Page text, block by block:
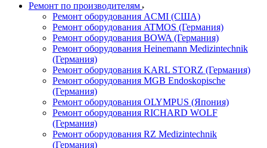
Ремонт по производителям
Ремонт оборудования ACMI (США)
Ремонт оборудования ATMOS (Германия)
Ремонт оборудования BOWA (Германия)
Ремонт оборудования Heinemann Medizintechnik
(Германия)
Ремонт оборудования KARL STORZ (Германия)
Ремонт оборудования MGB Endoskopische
(Германия)
Ремонт оборудования OLYMPUS (Япония)
Ремонт оборудования RICHARD WOLF
(Германия)
Ремонт оборудования RZ Medizintechnik
(Германия)